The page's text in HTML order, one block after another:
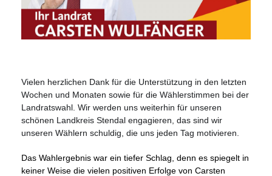
Vielen herzlichen Dank für die Unterstützung in den letzten
Wochen und Monaten sowie für die Wählerstimmen bei der
Landratswahl. Wir werden uns weiterhin für unseren
schönen Landkreis Stendal engagieren, das sind wir
unseren Wählern schuldig, die uns jeden Tag motivieren.
Das Wahlergebnis war ein tiefer Schlag, denn es spiegelt in
keiner Weise die vielen positiven Erfolge von Carsten